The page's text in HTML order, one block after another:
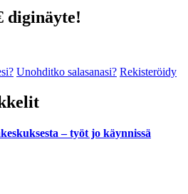
diginäyte!
Unohditko salasanasi? Rekisteröidy
– työt jo käynnissä